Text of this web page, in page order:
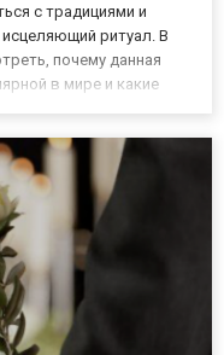
с традициями и
исцеляющий ритуал. В
почему данная
в мире и какие